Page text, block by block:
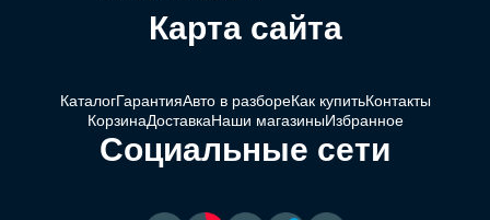
Карта сайта
КаталогГарантияАвто в разбореКак купитьКонтакты
КорзинаДоставкаНаши магазиныИзбранное
Социальные сети